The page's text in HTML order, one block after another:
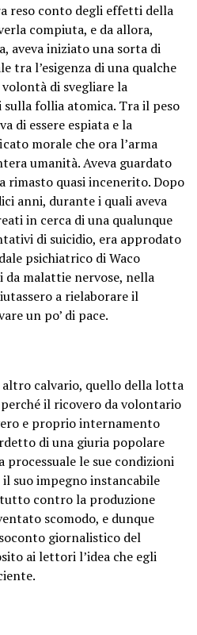
reso conto degli effetti della
compiuta, e da allora,
aveva iniziato una sorta di
tra l’esigenza di una qualche
di svegliare la
follia atomica. Tra il peso
di essere espiata e la
morale che ora l’arma
umanità. Aveva guardato
rimasto quasi incenerito. Dopo
anni, durante i quali aveva
in cerca di una qualunque
di suicidio, era approdato
psichiatrico di Waco
malattie nervose, nella
a rielaborare il
un po’ di pace.
calvario, quello della lotta
il ricovero da volontario
e proprio internamento
di una giuria popolare
processuale le sue condizioni
suo impegno instancabile
contro la produzione
scomodo, e dunque
giornalistico del
ai lettori l’idea che egli